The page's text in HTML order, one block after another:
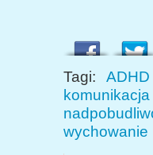
Tagi:
wychowanie